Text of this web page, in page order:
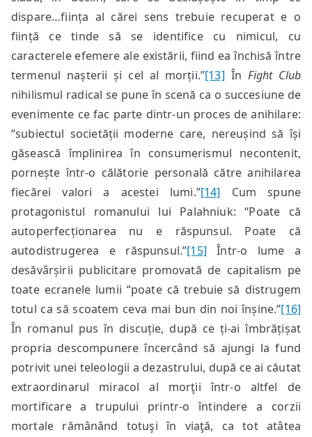
dispare…ființa al cărei sens trebuie recuperat e o
ființă ce tinde să se identifice cu nimicul, cu
caracterele efemere ale existării, fiind ea închisă între
termenul nașterii și cel al morții.”[13] În Fight Club
nihilismul radical se pune în scenă ca o succesiune de
evenimente ce fac parte dintr-un proces de anihilare:
“subiectul societății moderne care, nereușind să își
găsească împlinirea în consumerismul necontenit,
pornește într-o călătorie personală către anihilarea
fiecărei valori a acestei lumi.”[14] Cum spune
protagonistul romanului lui Palahniuk: “Poate că
autoperfecționarea nu e răspunsul. Poate că
autodistrugerea e răspunsul.”[15] Într-o lume a
desăvârșirii publicitare promovată de capitalism pe
toate ecranele lumii “poate că trebuie să distrugem
totul ca să scoatem ceva mai bun din noi înșine.”[16]
În romanul pus în discuție, după ce ți-ai îmbrățișat
propria descompunere încercând să ajungi la fund
potrivit unei teleologii a dezastrului, după ce ai căutat
extraordinarul miracol al morţii într-o altfel de
mortificare a trupului printr-o întindere a corzii
mortale rămânând totuşi în viaţă, ca tot atâtea